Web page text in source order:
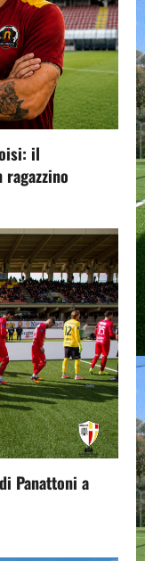
il
ragazzino
Panattoni a